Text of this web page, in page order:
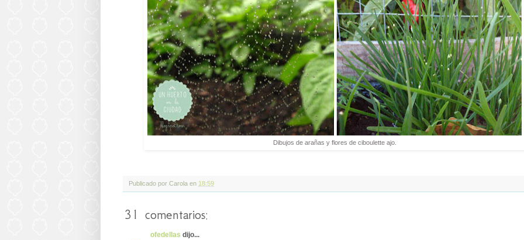
Dibujos de arañas y flores de ciboulette ajo.
Publicado por Carola en 18:59
31 comentarios:
ofedellas dijo...